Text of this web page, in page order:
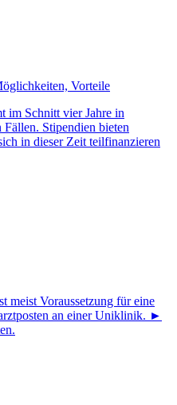
Vorteile
im Schnitt vier Jahre in
Stipendien bieten
in dieser Zeit teilfinanzieren
meist Voraussetzung für eine
an einer Uniklinik. ►